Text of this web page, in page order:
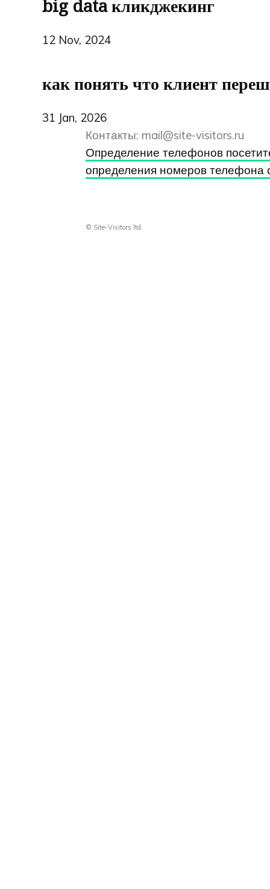
big data кликджекинг
12 Nov, 2024
как понять что клиент
31 Jan, 2026
Контакты: mail@site-visitors.ru
Определение телефонов
определения номеров телефона
© Site-Visitors ltd.